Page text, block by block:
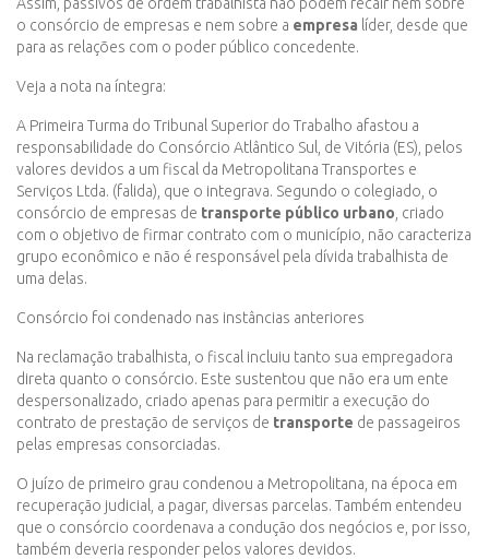
o consórcio de empresas e nem sobre a empresa líder, desde que
para as relações com o poder público concedente.
Veja a nota na íntegra:
A Primeira Turma do Tribunal Superior do Trabalho afastou a
responsabilidade do Consórcio Atlântico Sul, de Vitória (ES), pelos
valores devidos a um fiscal da Metropolitana Transportes e
Serviços Ltda. (falida), que o integrava. Segundo o colegiado, o
consórcio de empresas de transporte público urbano , criado
com o objetivo de firmar contrato com o município, não caracteriza
grupo econômico e não é responsável pela dívida trabalhista de
uma delas.
Consórcio foi condenado nas instâncias anteriores
Na reclamação trabalhista, o fiscal incluiu tanto sua empregadora
direta quanto o consórcio. Este sustentou que não era um ente
despersonalizado, criado apenas para permitir a execução do
contrato de prestação de serviços de transporte de passageiros
pelas empresas consorciadas.
O juízo de primeiro grau condenou a Metropolitana, na época em
recuperação judicial, a pagar, diversas parcelas. Também entendeu
que o consórcio coordenava a condução dos negócios e, por isso,
também deveria responder pelos valores devidos.